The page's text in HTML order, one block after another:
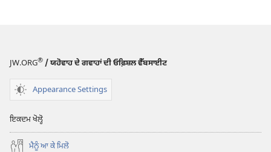
JW.ORG® / ਯਹੋਵਾਹ ਦੇ ਗਵਾਹਾਂ ਦੀ ਓਫ਼ਿਸ਼ਲ ਵੈੱਬਸਾਈਟ
Appearance Settings
ਇਕਦਮ ਖੋਲ੍ਹੋ
ਮੈਨੂੰ ਆ ਕੇ ਮਿਲੋ